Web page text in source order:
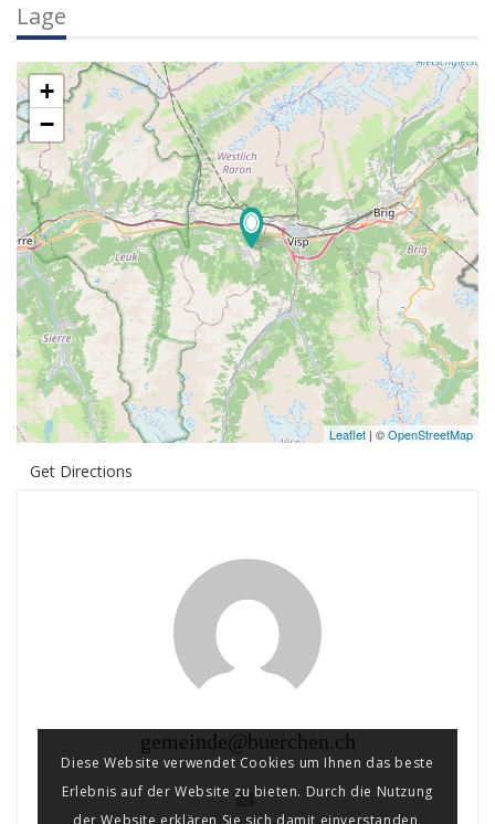
Lage
+
−
Leaflet | ©OpenStreetMap
Get Directions
gemeinde@buerchen.ch
Diese Website verwendet Cookies um Ihnen das beste
Erlebnis auf der Website zu bieten. Durch die Nutzung
der Website erklären Sie sich damit einverstanden,